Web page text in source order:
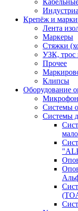
Крепёж и
Лента
Маркеры
Стяжки
УЗК, трос
Прочее
Клипсы
Оборудование
Системы
Системы